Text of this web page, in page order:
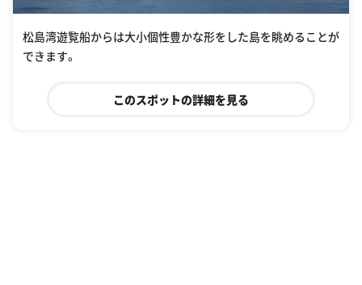
松島湾遊覧船からは大小個性豊かな形をした島を眺めることが
できます。
このスポットの詳細を見る